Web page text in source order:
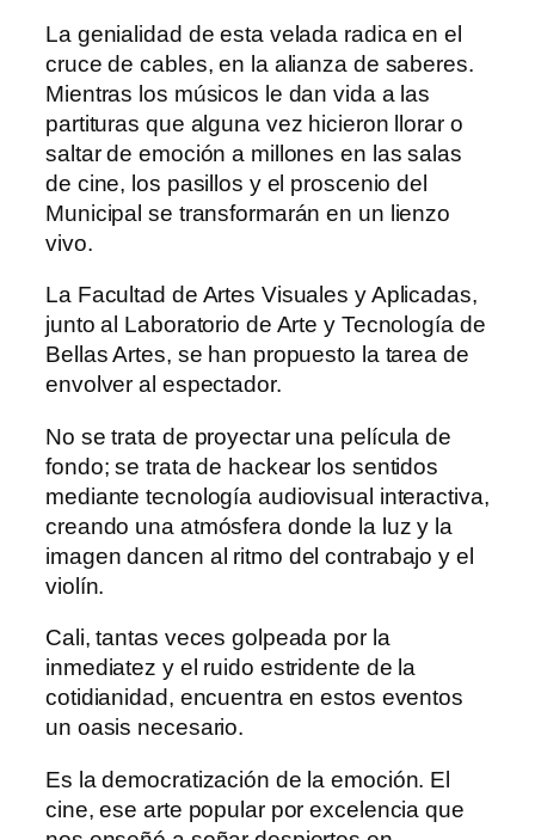
La genialidad de esta velada radica en el
cruce de cables, en la alianza de saberes.
Mientras los músicos le dan vida a las
partituras que alguna vez hicieron llorar o
saltar de emoción a millones en las salas
de cine, los pasillos y el proscenio del
Municipal se transformarán en un lienzo
vivo.
La Facultad de Artes Visuales y Aplicadas,
junto al Laboratorio de Arte y Tecnología de
Bellas Artes, se han propuesto la tarea de
envolver al espectador.
No se trata de proyectar una película de
fondo; se trata de hackear los sentidos
mediante tecnología audiovisual interactiva,
creando una atmósfera donde la luz y la
imagen dancen al ritmo del contrabajo y el
violín.
Cali, tantas veces golpeada por la
inmediatez y el ruido estridente de la
cotidianidad, encuentra en estos eventos
un oasis necesario.
Es la democratización de la emoción. El
cine, ese arte popular por excelencia que